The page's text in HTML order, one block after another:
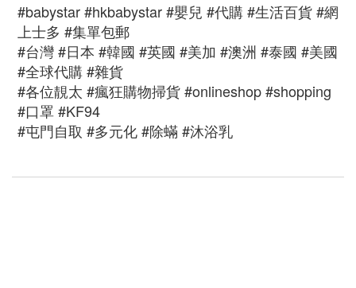
#babystar #hkbabystar #嬰兒 #代購 #生活百貨 #網
上士多 #集單包郵
#台灣 #日本 #韓國 #英國 #美加 #澳洲 #泰國 #美國
#全球代購 #雜貨
#各位靚太 #瘋狂購物掃貨 #onlineshop #shopping
#口罩 #KF94
#屯門自取 #多元化 #除蟎 #沐浴乳